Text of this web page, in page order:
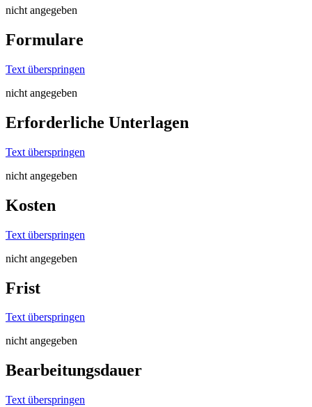
nicht angegeben
Formulare
Text überspringen
nicht angegeben
Erforderliche Unterlagen
Text überspringen
nicht angegeben
Kosten
Text überspringen
nicht angegeben
Frist
Text überspringen
nicht angegeben
Bearbeitungsdauer
Text überspringen